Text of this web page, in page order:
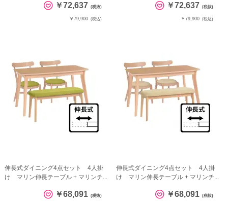
￥72,637 (税抜)
￥79,900 (税込)
￥72,637 (税抜)
￥79,900 (税込)
伸長式ダイニング4点セット 4人掛
け マリン伸長テーブル + マリンチ...
￥68,091 (税抜)
伸長式ダイニング4点セット 4人掛
け マリン伸長テーブル + マリンチ...
￥68,091 (税抜)